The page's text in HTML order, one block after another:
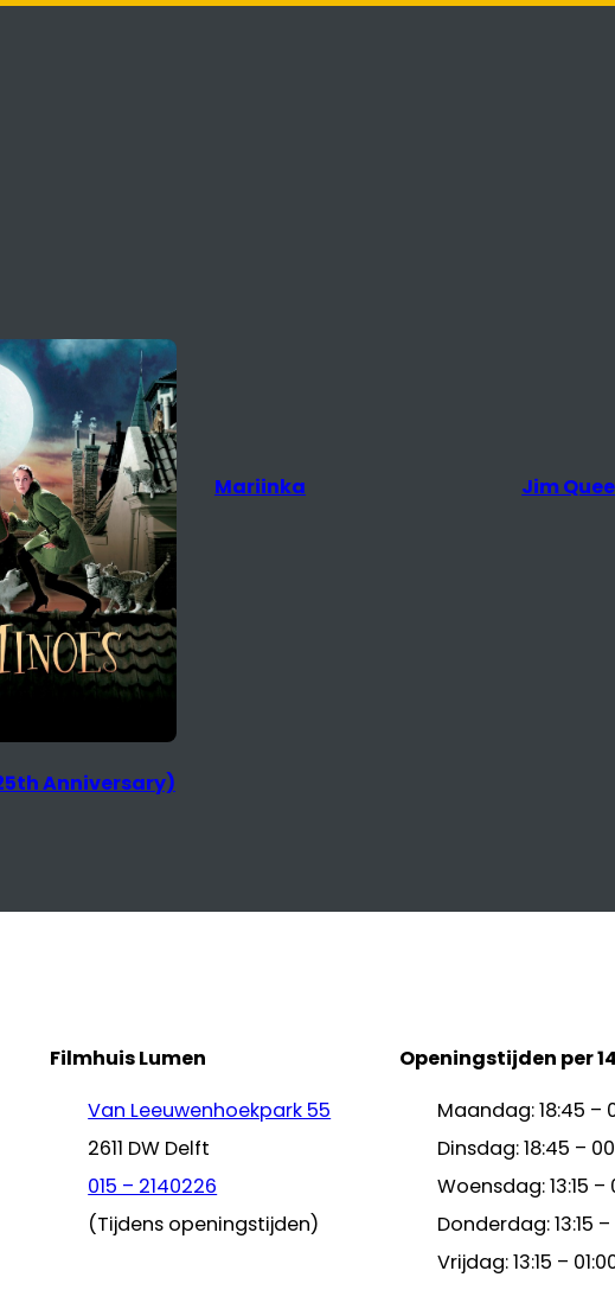
Jim Queen The
Filmhuis Lumen
Van Leeuwenhoekpark 55
2611 DW Delft
015 – 2140226
(Tijdens openingstijden)
Openingstijden per
Maandag: 18:45 –
Dinsdag: 18:45 –
Woensdag: 13:15 –
Donderdag: 13:15
Vrijdag: 13:15 –